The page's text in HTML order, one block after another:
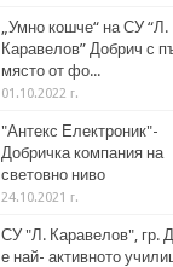
„Умно кошче“ на СУ “Л.
Каравелов” Добрич с
място от фо...
01.10.2022 г.
"Антекс Електроник"-
Добричка компания на
световно ниво
24.10.2021 г.
СУ "Л. Каравелов", гр.
е най- активното